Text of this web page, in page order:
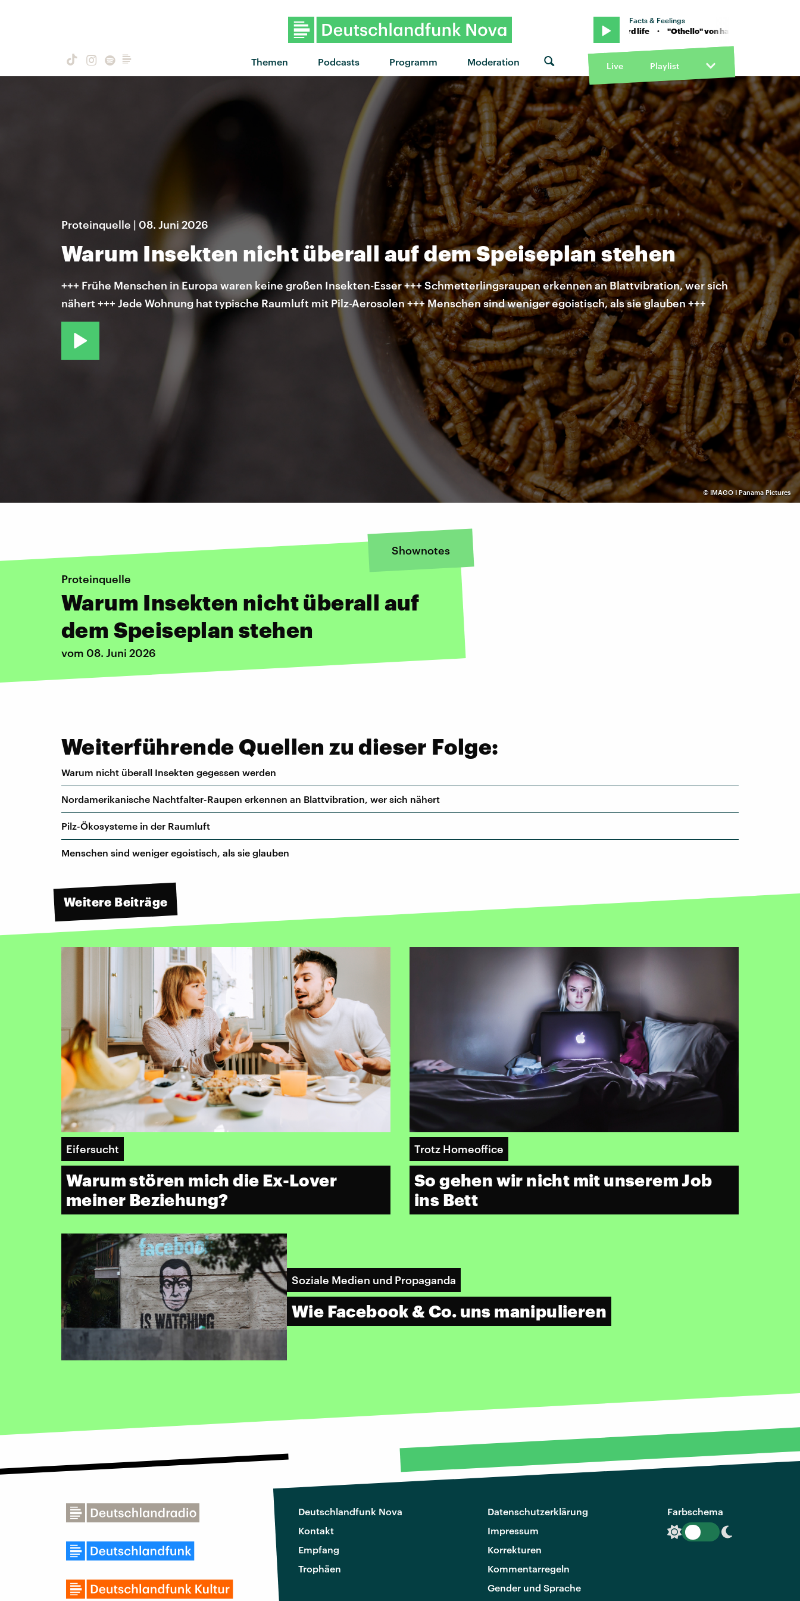
Themen Podcasts Programm Moderation
Facts & Feelings
"Othello" von hard life · "Othello" von hard life · "Othello" von hard life
Live Playlist
© IMAGO I Panama Pictures
Proteinquelle | 08. Juni 2026
Warum Insekten nicht überall auf dem Speiseplan stehen
+++ Frühe Menschen in Europa waren keine großen Insekten-Esser +++ Schmetterlingsraupen erkennen an Blattvibration, wer sich
nähert +++ Jede Wohnung hat typische Raumluft mit Pilz-Aerosolen +++ Menschen sind weniger egoistisch, als sie glauben +++
Shownotes
Proteinquelle
Warum Insekten nicht überall auf
dem Speiseplan stehen
vom 08. Juni 2026
Weiterführende Quellen zu dieser Folge:
Warum nicht überall Insekten gegessen werden
Nordamerikanische Nachtfalter-Raupen erkennen an Blattvibration, wer sich nähert
Pilz-Ökosysteme in der Raumluft
Menschen sind weniger egoistisch, als sie glauben
Weitere Beiträge
Eifersucht
Warum stören mich die Ex-Lover
meiner Beziehung?
Trotz Homeoffice
So gehen wir nicht mit unserem Job
ins Bett
Soziale Medien und Propaganda
Wie Facebook & Co. uns manipulieren
Deutschlandfunk Nova
Kontakt
Empfang
Trophäen
Datenschutzerklärung
Impressum
Korrekturen
Kommentarregeln
Gender und Sprache
Farbschema